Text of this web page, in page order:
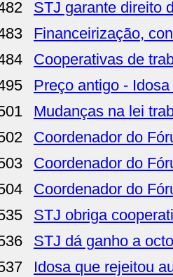
STJ garante direito
Financeirização,
Cooperativas de
Preço antigo -
Mudanças na lei
Coordenador do
Coordenador do
Coordenador do
STJ obriga
STJ dá ganho a
Idosa que rejeitou